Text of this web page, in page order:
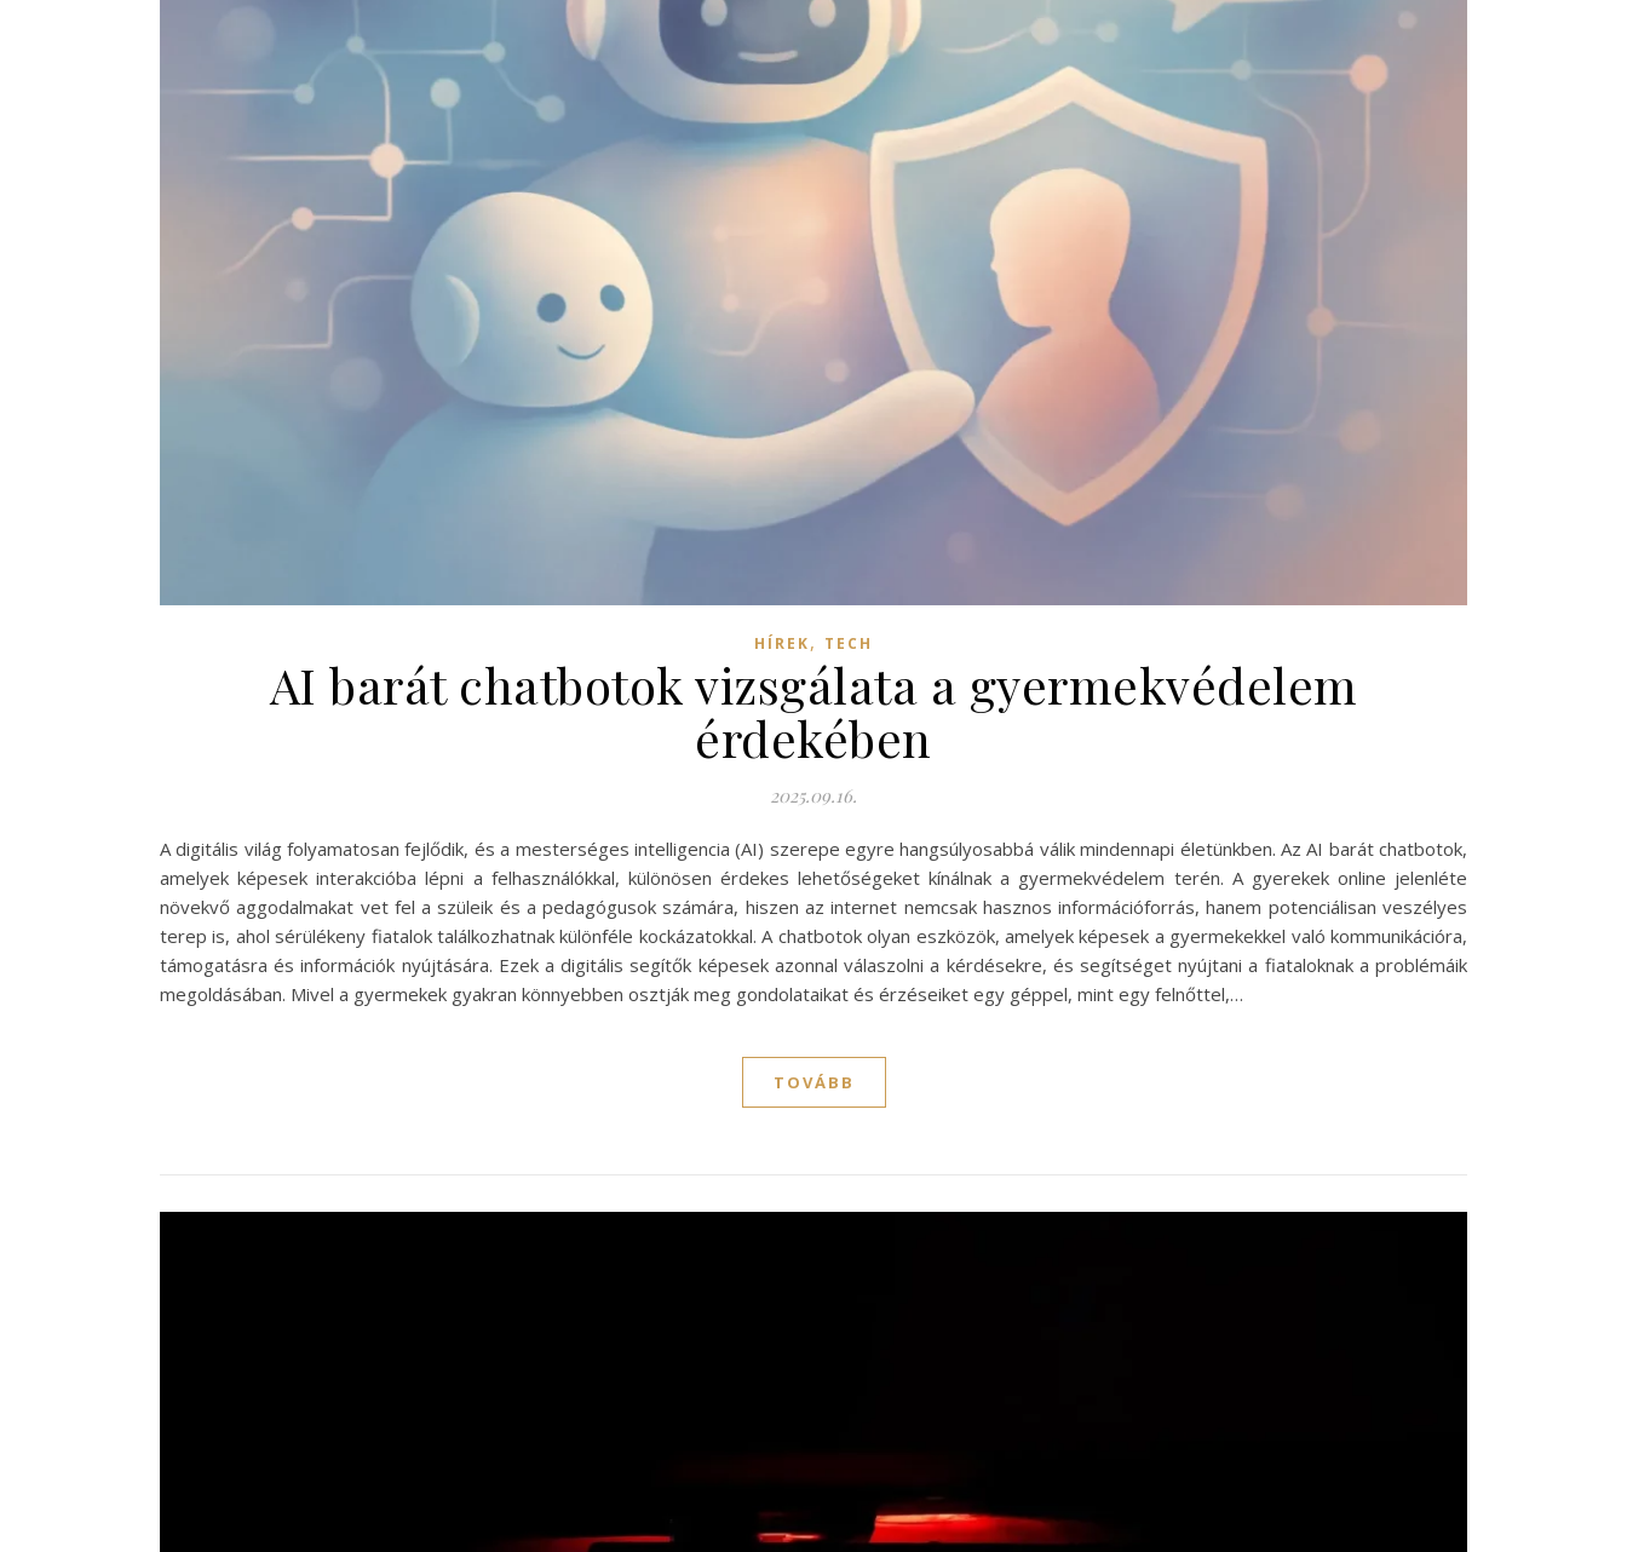
HÍREK, TECH
AI barát chatbotok vizsgálata a gyermekvédelem
érdekében
2025.09.16.
A digitális világ folyamatosan fejlődik, és a mesterséges intelligencia (AI) szerepe egyre hangsúlyosabbá válik mindennapi életünkben. Az AI barát chatbotok,
amelyek képesek interakcióba lépni a felhasználókkal, különösen érdekes lehetőségeket kínálnak a gyermekvédelem terén. A gyerekek online jelenléte
növekvő aggodalmakat vet fel a szüleik és a pedagógusok számára, hiszen az internet nemcsak hasznos információforrás, hanem potenciálisan veszélyes
terep is, ahol sérülékeny fiatalok találkozhatnak különféle kockázatokkal. A chatbotok olyan eszközök, amelyek képesek a gyermekekkel való kommunikációra,
támogatásra és információk nyújtására. Ezek a digitális segítők képesek azonnal válaszolni a kérdésekre, és segítséget nyújtani a fiataloknak a problémáik
megoldásában. Mivel a gyermekek gyakran könnyebben osztják meg gondolataikat és érzéseiket egy géppel, mint egy felnőttel,…
TOVÁBB